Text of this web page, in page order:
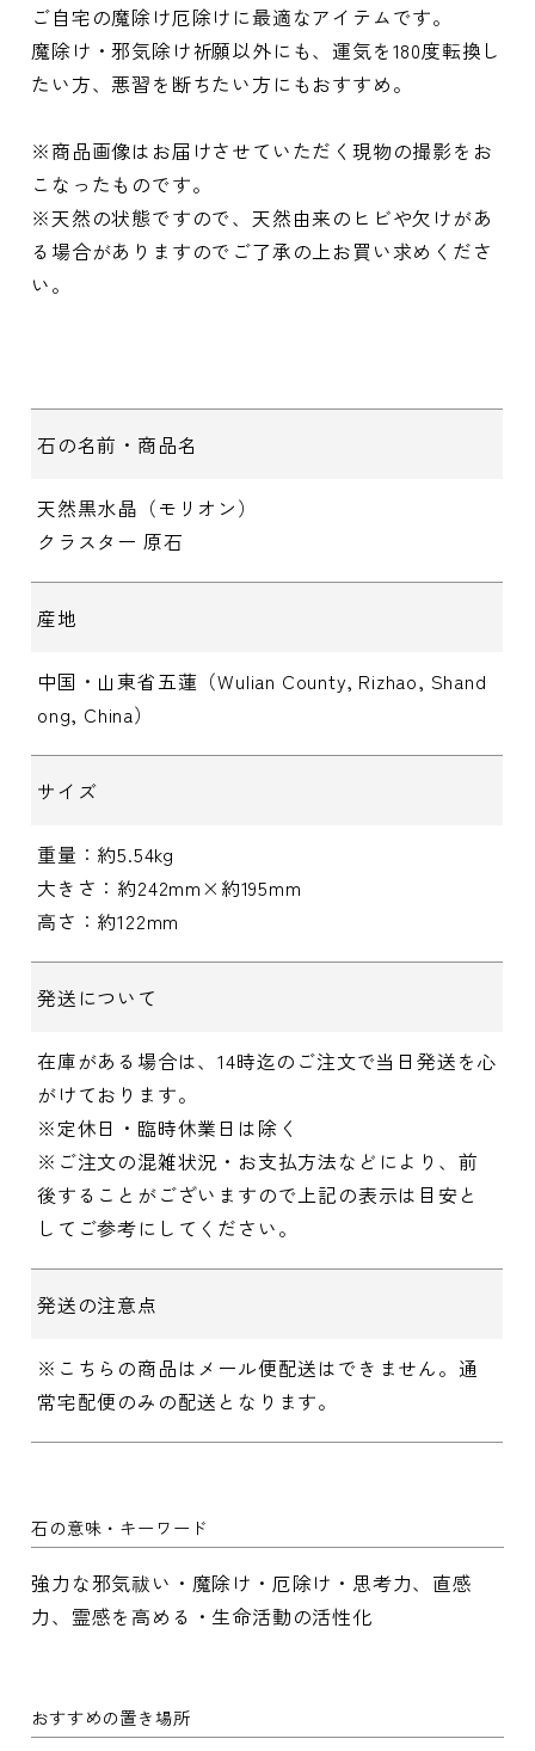
ご自宅の魔除け厄除けに最適なアイテムです。
魔除け・邪気除け祈願以外にも、運気を180度転換し
たい方、悪習を断ちたい方にもおすすめ。
※商品画像はお届けさせていただく現物の撮影をお
こなったものです。
※天然の状態ですので、天然由来のヒビや欠けがあ
る場合がありますのでご了承の上お買い求めくださ
い。
石の名前・商品名
天然黒水晶（モリオン）
クラスター 原石
産地
中国・山東省五蓮（Wulian County, Rizhao, Shand
ong, China）
サイズ
重量：約5.54kg
大きさ：約242mm×約195mm
高さ：約122mm
発送について
在庫がある場合は、14時迄のご注文で当日発送を心
がけております。
※定休日・臨時休業日は除く
※ご注文の混雑状況・お支払方法などにより、前
後することがございますので上記の表示は目安と
してご参考にしてください。
発送の注意点
※こちらの商品はメール便配送はできません。通
常宅配便のみの配送となります。
石の意味・キーワード
強力な邪気祓い・魔除け・厄除け・思考力、直感
力、霊感を高める・生命活動の活性化
おすすめの置き場所